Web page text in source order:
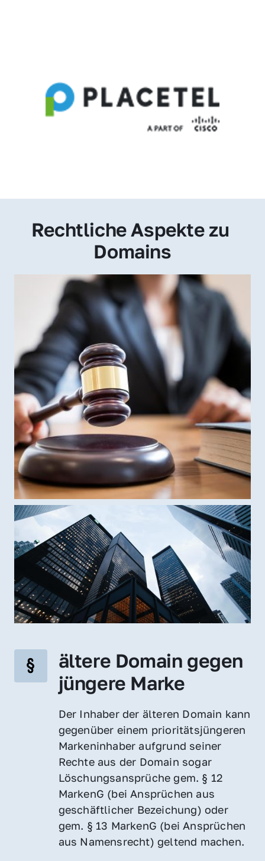
Rechtliche Aspekte zu
Domains
ältere Domain gegen
jüngere Marke
Der Inhaber der älteren Domain kann
gegenüber einem prioritätsjüngeren
Markeninhaber aufgrund seiner
Rechte aus der Domain sogar
Löschungsansprüche gem. § 12
MarkenG (bei Ansprüchen aus
geschäftlicher Bezeichung) oder
gem. § 13 MarkenG (bei Ansprüchen
aus Namensrecht) geltend machen.